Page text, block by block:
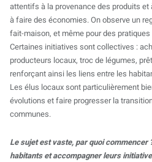
attentifs à la provenance des produits
à faire des économies. On observe un
fait-maison, et même pour des
Certaines initiatives sont collectives :
producteurs locaux, troc de légumes,
renforçant ainsi les liens entre les
Les élus locaux sont particulièrement
évolutions et faire progresser la
communes.
Le sujet est vaste, par quoi commencer
habitants et accompagner leurs